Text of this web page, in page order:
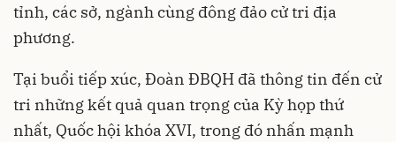
tỉnh, các sở, ngành cùng đông đảo cử tri địa
phương.
Tại buổi tiếp xúc, Đoàn ĐBQH đã thông tin đến cử
tri những kết quả quan trọng của Kỳ họp thứ
nhất, Quốc hội khóa XVI, trong đó nhấn mạnh